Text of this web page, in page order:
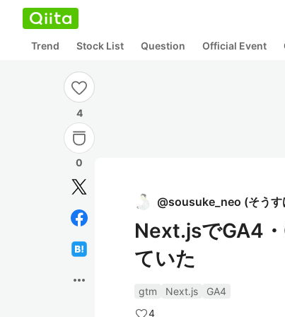
Trend Stock List Question Official Event
4
0
more_horiz
@sousuke_neo (そうす
Next.jsでGA4
ていた
gtm Next.js
GA4
4